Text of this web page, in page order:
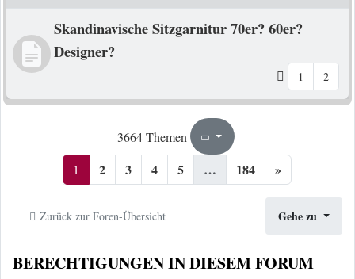
Skandinavische Sitzgarnitur 70er? 60er?
Designer?
1 2
3664 Themen Seite1
1 2 3 4 5 … 184 »
Zurück zur Foren-Übersicht Gehe zu
BERECHTIGUNGEN IN DIESEM FORUM